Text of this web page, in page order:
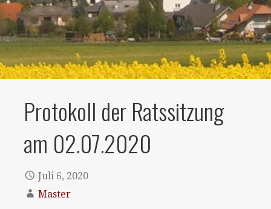
Protokoll der Ratssitzung
am 02.07.2020
Juli 6, 2020
Master